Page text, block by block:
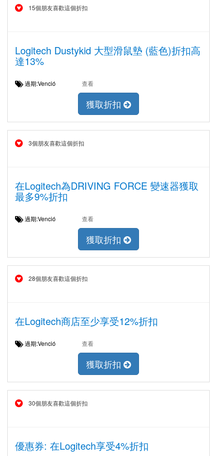
15個朋友喜歡這個折扣
Logitech Dustykid 大型滑鼠墊 (藍色)折扣高
達13%
過期:Venció 查看
獲取折扣
3個朋友喜歡這個折扣
在Logitech為DRIVING FORCE 變速器獲取
最多9%折扣
過期:Venció 查看
獲取折扣
28個朋友喜歡這個折扣
在Logitech商店至少享受12%折扣
過期:Venció 查看
獲取折扣
30個朋友喜歡這個折扣
優惠券: 在Logitech享受4%折扣